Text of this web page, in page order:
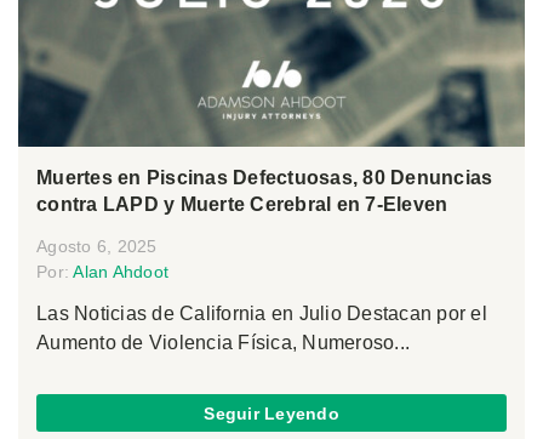
Muertes en Piscinas Defectuosas, 80 Denuncias
contra LAPD y Muerte Cerebral en 7-Eleven
Agosto 6, 2025
Por:Alan Ahdoot
Las Noticias de California en Julio Destacan por el
Aumento de Violencia Física, Numeroso...
Seguir Leyendo